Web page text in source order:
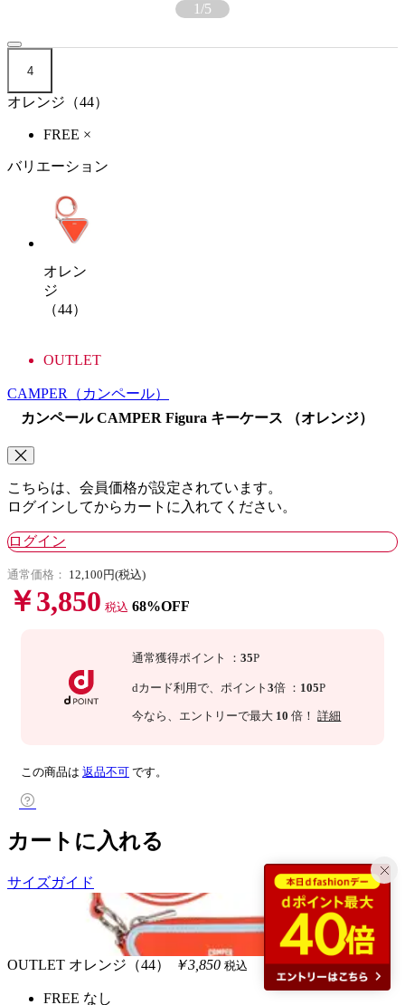
1/5
4
オレンジ（44）
FREE ×
バリエーション
オレン
ジ
（44）
OUTLET
CAMPER
（カンペール）
カンペール CAMPER Figura キーケース （オレンジ）
こちらは、会員価格が設定されています。
ログインしてからカートに入れてください。
ログイン
通常価格： 12,100円(税込)
￥3,850 税込 68%OFF
通常獲得ポイント ：35P
dカード利用で、ポイント3倍 ： 105P
今なら 、エントリーで最大 10 倍！詳細
この商品は 返品不可 です。
カートに入れる
サイズガイド
OUTLET オレンジ（44） ￥3,850 税込
FREE なし